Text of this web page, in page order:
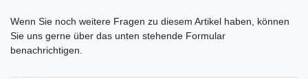
Wenn Sie noch weitere Fragen zu diesem Artikel haben, können
Sie uns gerne über das unten stehende Formular
benachrichtigen.